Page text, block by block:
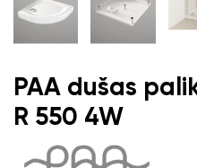
PAA dušas
R 550 4W